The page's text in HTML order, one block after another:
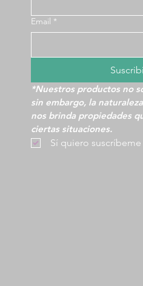
Email *
*Nuestros productos no
sin embargo, la naturaleza
nos brinda propiedades
ciertas situaciones.
Sí quiero